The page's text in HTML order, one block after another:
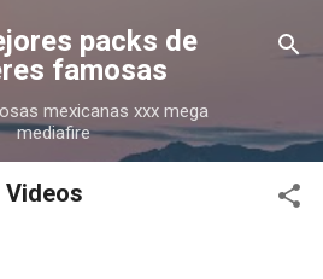
principal
packs de
famosas
mexicanas xxx mega
mediafire
Videos